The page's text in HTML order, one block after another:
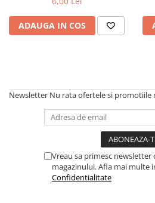
Covorase PEUGEOT
Covorase PORSCHE
Covorase SsangYong
Covorase SUZUKI
Covorase VOLKSWAGEN
Covorase VOLVO
ADAUGA IN COS
Newsletter Nu rata ofertele si promotiile
Vreau sa primesc
magazinului. Afla mai multe
Confidentialitate